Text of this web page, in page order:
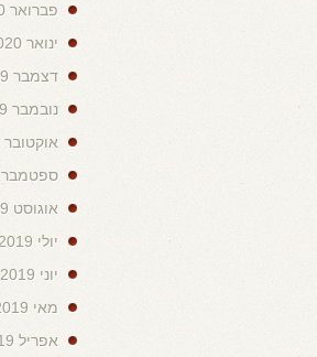
פברואר 2020
ינואר 2020
דצמבר 2019
נובמבר 2019
אוקטובר 2019
ספטמבר 2019
אוגוסט 2019
יולי 2019
יוני 2019
מאי 2019
אפריל 2019